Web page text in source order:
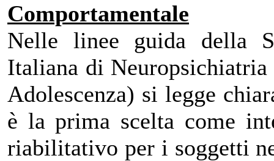
Comportamentale
Nelle linee guida della
Italiana di
Adolescenza) si legge
è la prima scelta come
riabilitativo per i soggetti